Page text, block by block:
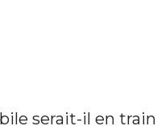
serait-il en train